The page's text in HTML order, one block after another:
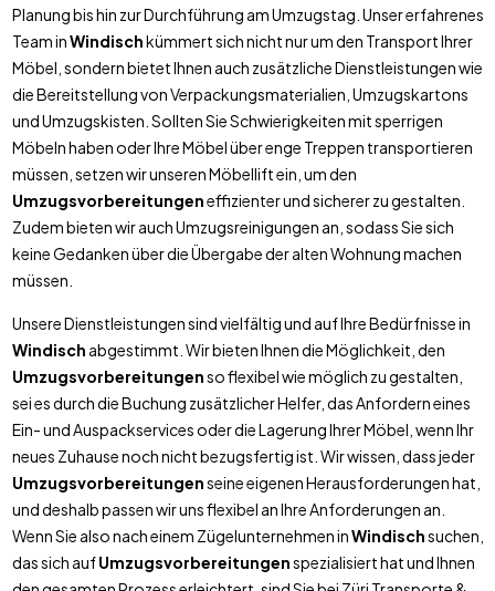
Planung bis hin zur Durchführung am Umzugstag. Unser erfahrenes
Team inWindischkümmert sich nicht nur um den Transport Ihrer
Möbel, sondern bietet Ihnen auch zusätzliche Dienstleistungen wie
die Bereitstellung von Verpackungsmaterialien, Umzugskartons
und Umzugskisten. Sollten Sie Schwierigkeiten mit sperrigen
Möbeln haben oder Ihre Möbel über enge Treppen transportieren
müssen, setzen wir unseren Möbellift ein, um den
Umzugsvorbereitungeneffizienter und sicherer zu gestalten.
Zudem bieten wir auch Umzugsreinigungen an, sodass Sie sich
keine Gedanken über die Übergabe der alten Wohnung machen
müssen.
Unsere Dienstleistungen sind vielfältig und auf Ihre Bedürfnisse in
Windisch abgestimmt. Wir bieten Ihnen die Möglichkeit, den
Umzugsvorbereitungenso flexibel wie möglich zu gestalten,
sei es durch die Buchung zusätzlicher Helfer, das Anfordern eines
Ein- und Auspackservices oder die Lagerung Ihrer Möbel, wenn Ihr
neues Zuhause noch nicht bezugsfertig ist. Wir wissen, dass jeder
Umzugsvorbereitungenseine eigenen Herausforderungen hat,
und deshalb passen wir uns flexibel an Ihre Anforderungen an.
Wenn Sie also nach einem Zügelunternehmen inWindischsuchen,
das sich aufUmzugsvorbereitungenspezialisiert hat und Ihnen